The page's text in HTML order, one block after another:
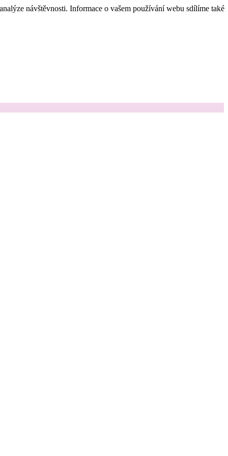
návštěvnosti. Informace o vašem používání webu sdílíme také